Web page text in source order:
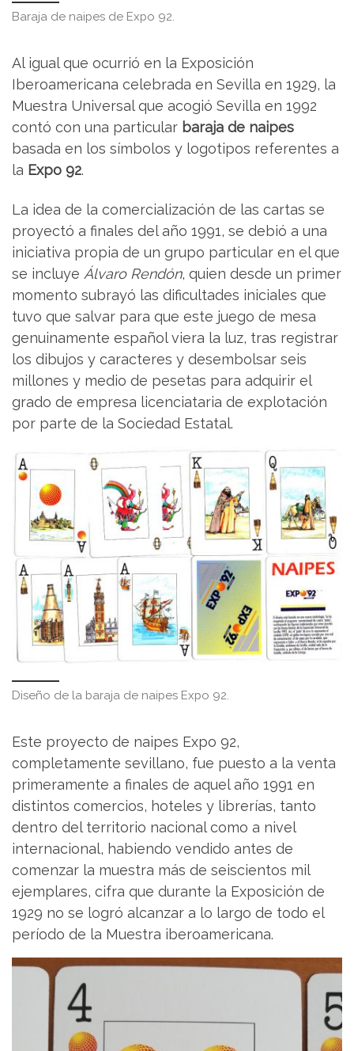
Baraja de naipes de Expo 92.
Al igual que ocurrió en la Exposición
Iberoamericana celebrada en Sevilla en 1929, la
Muestra Universal que acogió Sevilla en 1992
contó con una particular baraja de naipes
basada en los símbolos y logotipos referentes a
la Expo 92.
La idea de la comercialización de las cartas se
proyectó a finales del año 1991, se debió a una
iniciativa propia de un grupo particular en el que
se incluye Álvaro Rendón, quien desde un primer
momento subrayó las dificultades iniciales que
tuvo que salvar para que este juego de mesa
genuinamente español viera la luz, tras registrar
los dibujos y caracteres y desembolsar seis
millones y medio de pesetas para adquirir el
grado de empresa licenciataria de explotación
por parte de la Sociedad Estatal.
Diseño de la baraja de naipes Expo 92.
Este proyecto de naipes Expo 92,
completamente sevillano, fue puesto a la venta
primeramente a finales de aquel año 1991 en
distintos comercios, hoteles y librerías, tanto
dentro del territorio nacional como a nivel
internacional, habiendo vendido antes de
comenzar la muestra más de seiscientos mil
ejemplares, cifra que durante la Exposición de
1929 no se logró alcanzar a lo largo de todo el
período de la Muestra iberoamericana.